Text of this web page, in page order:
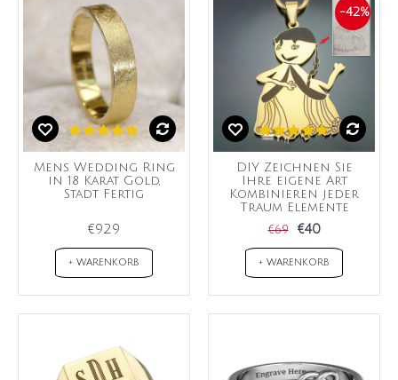
Mens Wedding Ring
in 18 Karat Gold,
Stadt Fertig
€929
+ WARENKORB
-42%
DIY Zeichnen Sie
Ihre eigene Art
Kombinieren jeder
Traum Elemente
€69 €40
+ WARENKORB